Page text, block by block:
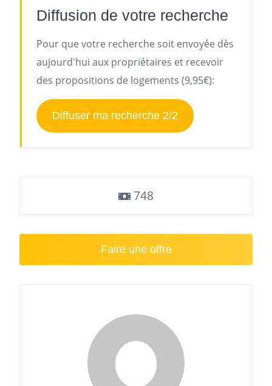
Diffusion de votre recherche
Pour que votre recherche soit envoyée dès
aujourd'hui aux propriétaires et recevoir
des propositions de logements (9,95€):
Diffuser ma recherche 2/2
748
Faire une offre